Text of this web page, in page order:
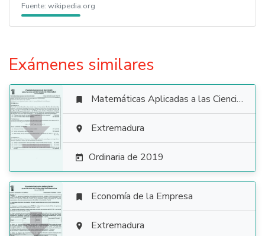
Fuente: wikipedia.org
Exámenes similares

 Matemáticas Aplicadas a las Ciencias Sociales
 Extremadura
 Ordinaria de 2019
 Economía de la Empresa
 Extremadura